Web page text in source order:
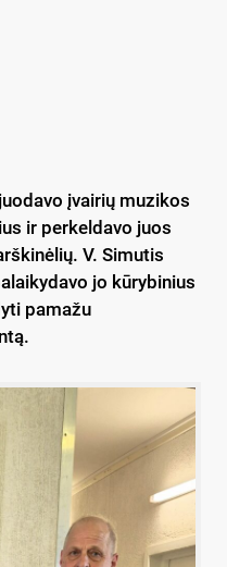
įvairių muzikos
ir perkeldavo juos
V. Simutis
jo kūrybinius
pamažu